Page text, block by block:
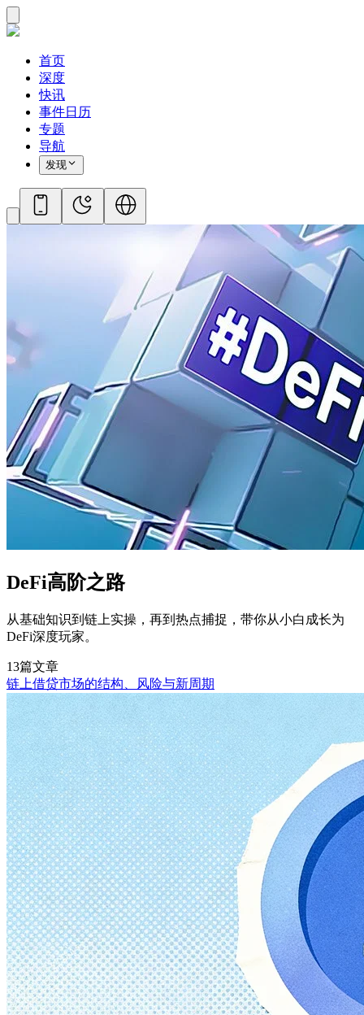
首页
深度
快讯
事件日历
专题
导航
发现
DeFi高阶之路
从基础知识到链上实操，再到热点捕捉，带你从小白成长为
DeFi深度玩家。
13篇文章
链上借贷市场的结构、风险与新周期